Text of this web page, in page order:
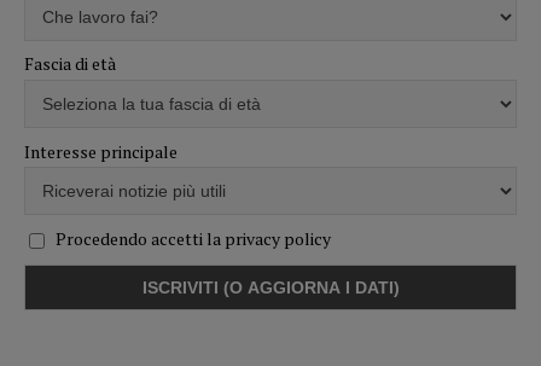
Fascia di età
Interesse principale
Procedendo accetti la privacy policy